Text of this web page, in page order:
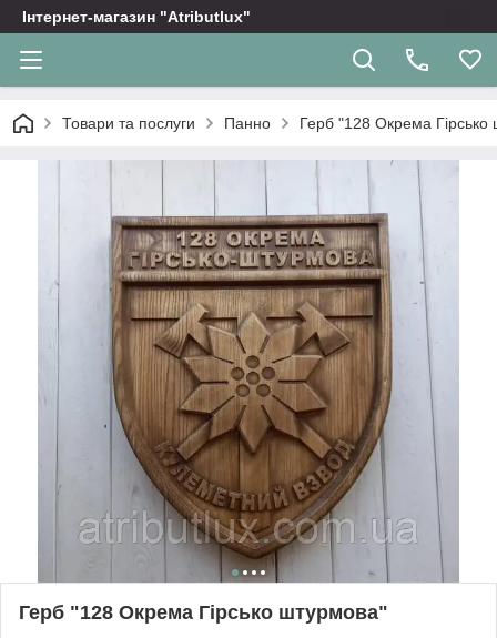
Інтернет-магазин "Atributlux"
Товари та послуги Панно Герб "128 Окрема Гірсько
Герб "128 Окрема Гірсько штурмова"